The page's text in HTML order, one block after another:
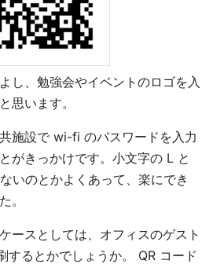
し、勉強会やイベントのロゴを入
思います。
施設で wi-fi のパスワードを入力
がきっかけです。小文字の L と
いのとかよくあって、楽にでき
。
ースとしては、オフィスのゲスト
るとかでしょうか。 QR コード